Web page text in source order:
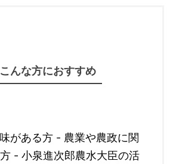
こんな方におすすめ
がある方 - 農業や農政に関
- 小泉進次郎農水大臣の活